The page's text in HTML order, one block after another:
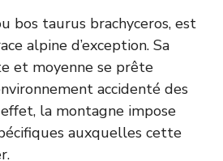
bos taurus brachyceros, est
alpine d’exception. Sa
et moyenne se prête
accidenté des
la montagne impose
auxquelles cette